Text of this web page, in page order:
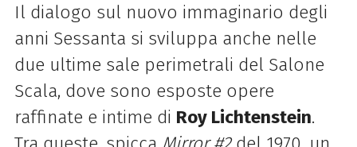
Il dialogo sul nuovo immaginario degli
anni Sessanta si sviluppa anche nelle
due ultime sale perimetrali del Salone
Scala, dove sono esposte opere
raffinate e intime di Roy Lichtenstein.